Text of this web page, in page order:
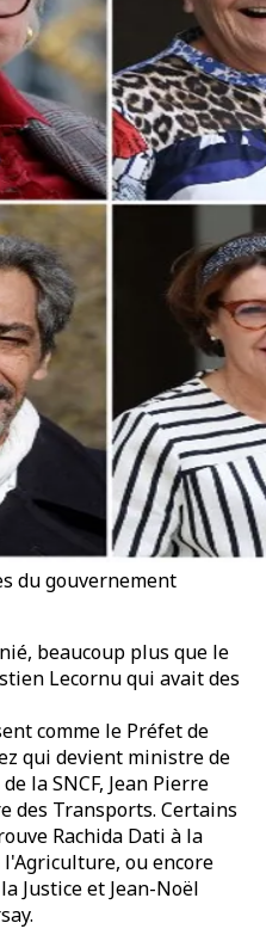
du gouvernement
beaucoup plus que le
Lecornu qui avait des
comme le Préfet de
qui devient ministre de
la SNCF, Jean Pierre
des Transports. Certains
Rachida Dati à la
ou encore
Justice et Jean-Noël